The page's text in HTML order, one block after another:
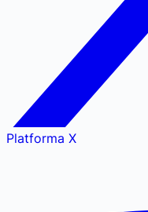
Platforma X